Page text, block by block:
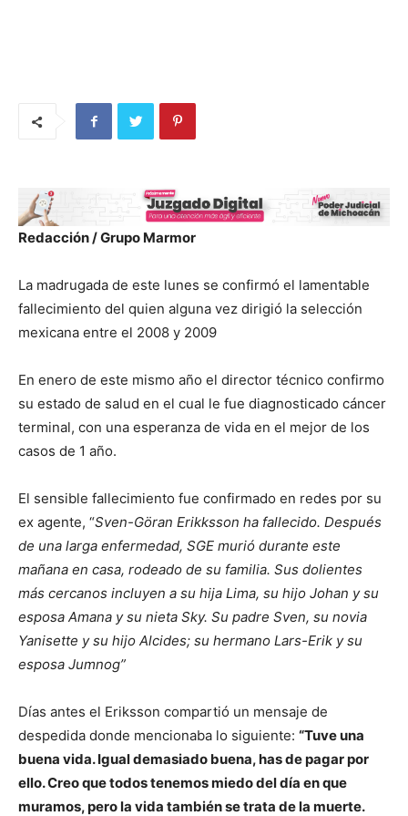
Redacción / Grupo Marmor
La madrugada de este lunes se confirmó el lamentable
fallecimiento del quien alguna vez dirigió la selección
mexicana entre el 2008 y 2009
En enero de este mismo año el director técnico confirmo
su estado de salud en el cual le fue diagnosticado cáncer
terminal, con una esperanza de vida en el mejor de los
casos de 1 año.
El sensible fallecimiento fue confirmado en redes por su
ex agente, “Sven-Göran Erikksson ha fallecido. Después
de una larga enfermedad, SGE murió durante este
mañana en casa, rodeado de su familia. Sus dolientes
más cercanos incluyen a su hija Lima, su hijo Johan y su
esposa Amana y su nieta Sky. Su padre Sven, su novia
Yanisette y su hijo Alcides; su hermano Lars-Erik y su
esposa Jumnog”
Días antes el Eriksson compartió un mensaje de
despedida donde mencionaba lo siguiente: “Tuve una
buena vida. Igual demasiado buena, has de pagar por
ello. Creo que todos tenemos miedo del día en que
muramos, pero la vida también se trata de la muerte.